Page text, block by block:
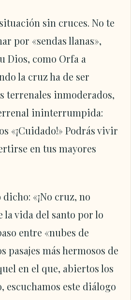
sin cruces. No te
por «sendas llanas»,
Dios, como Orfa a
la cruz ha de ser
terrenales inmoderados,
ininterrumpida:
«¡Cuidado!» Podrás vivir
en tus mayores
«¡No cruz, no
la vida del santo por lo
entre «nubes de
pasajes más hermosos de
en el que, abiertos los
escuchamos este diálogo